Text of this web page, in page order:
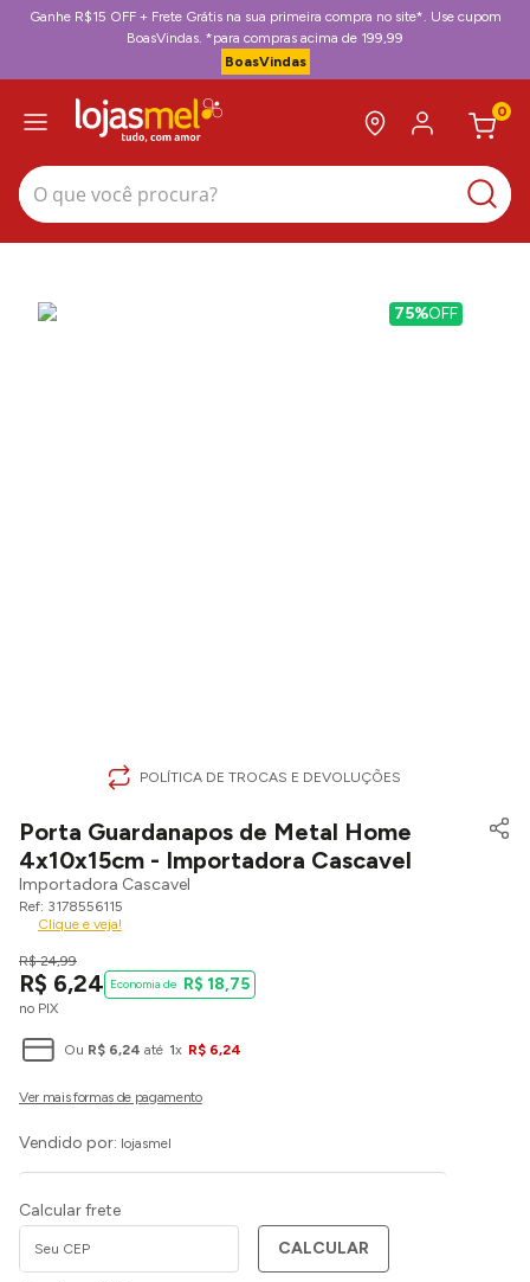
Ganhe R$15 OFF + Frete Grátis na sua primeira compra no site*. Use cupom
BoasVindas. *para compras acima de 199,99
BoasVindas
0
O que você procura?
75%OFF
POLÍTICA DE TROCAS E DEVOLUÇÕES
Porta Guardanapos de Metal Home
4x10x15cm - Importadora Cascavel
Importadora Cascavel
3178556115
Clique e veja!
R$ 24,99
R$ 6,24
no PIX
R$ 18,75
Ou R$ 6,24 até 1x R$ 6,24
Vendido por: lojasmel
Calcular frete
CALCULAR